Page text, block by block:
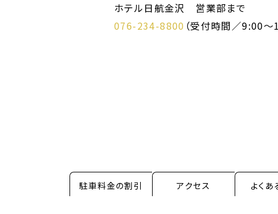
ホテル日航金沢 営業部まで
076-234-8800 （受付時間／9:00
駐車料金の割引 アクセス よく